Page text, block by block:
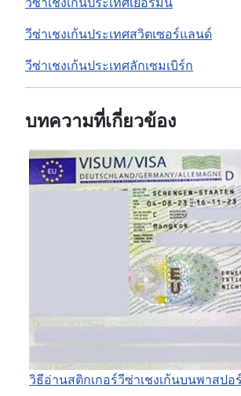
วีซ่าเชงเก้นประเทศสวิตเซอร์แลนด์
วีซ่าเชงเก้นประเทศลักเซมเบิร์ก
บทความที่เกี่ยวข้อง
วิธีอ่านสติกเกอร์วีซ่าเชงเก้นบนพาสปอ